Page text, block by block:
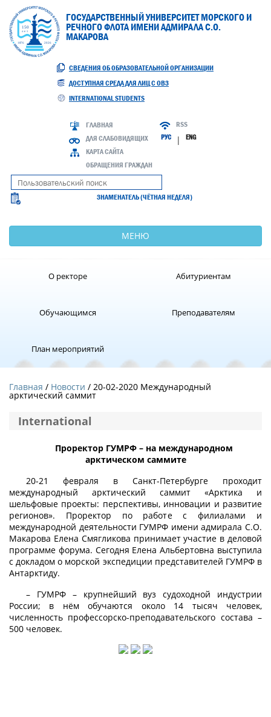
ГОСУДАРСТВЕННЫЙ УНИВЕРСИТЕТ МОРСКОГО И
РЕЧНОГО ФЛОТА ИМЕНИ АДМИРАЛА С.О.
МАКАРОВА
СВЕДЕНИЯ ОБ ОБРАЗОВАТЕЛЬНОЙ ОРГАНИЗАЦИИ
ДОСТУПНАЯ СРЕДА ДЛЯ ЛИЦ С ОВЗ
INTERNATIONAL STUDENTS
ГЛАВНАЯ
ДЛЯ СЛАБОВИДЯЩИХ
КАРТА САЙТА
ОБРАЩЕНИЯ ГРАЖДАН
RSS
РУС | ENG
ЗНАМЕНАТЕЛЬ (ЧЁТНАЯ НЕДЕЛЯ)
МЕНЮ
О ректоре Абитуриентам
Обучающимся Преподавателям
План мероприятий
Главная Новости / 20-02-2020 Международный
арктический саммит
International
Проректор ГУМРФ – на международном
арктическом саммите
20-21 февраля в Санкт-Петербурге проходит
международный арктический саммит «Арктика и
шельфовые проекты: перспективы, инновации и развитие
регионов». Проректор по работе с филиалами и
международной деятельности ГУМРФ имени адмирала С.О.
Макарова Елена Смягликова принимает участие в деловой
программе форума. Сегодня Елена Альбертовна выступила
с докладом о морской экспедиции представителей ГУМРФ в
Антарктиду.
– ГУМРФ – крупнейший вуз судоходной индустрии
России; в нём обучаются около 14 тысяч человек,
численность профессорско-преподавательского состава –
500 человек.